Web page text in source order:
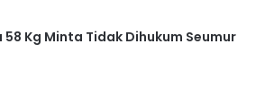
Kg Minta Tidak Dihukum Seumur